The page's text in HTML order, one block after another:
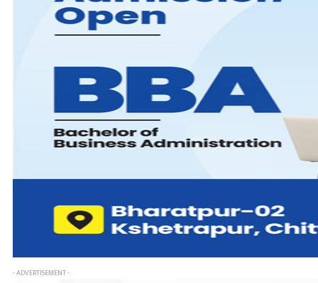
- ADVERTISEMENT -